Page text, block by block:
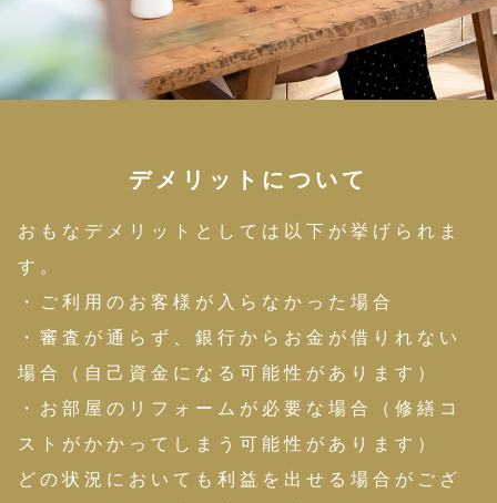
デメリットについて
おもなデメリットとしては以下が挙げられま
す。
・ご利用のお客様が入らなかった場合
・審査が通らず、銀行からお金が借りれない
場合（自己資金になる可能性があります）
・お部屋のリフォームが必要な場合（修繕コ
ストがかかってしまう可能性があります）
どの状況においても利益を出せる場合がござ